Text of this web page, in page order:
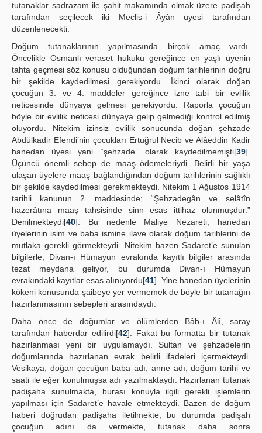
tutanaklar sadrazam ile şahit makamında olmak üzere padişah
tarafından seçilecek iki Meclis-i Âyân üyesi tarafından
düzenlenecekti.
Doğum tutanaklarının yapılmasında birçok amaç vardı.
Öncelikle Osmanlı veraset hukuku gereğince en yaşlı üyenin
tahta geçmesi söz konusu olduğundan doğum tarihlerinin doğru
bir şekilde kaydedilmesi gerekiyordu. İkinci olarak doğan
çocuğun 3. ve 4. maddeler gereğince izne tabi bir evlilik
neticesinde dünyaya gelmesi gerekiyordu. Raporla çocuğun
böyle bir evlilik neticesi dünyaya gelip gelmediği kontrol edilmiş
oluyordu. Nitekim izinsiz evlilik sonucunda doğan şehzade
Abdülkadir Efendi’nin çocukları Ertuğrul Necib ve Alâeddin Kadir
hanedan üyesi yani “şehzade” olarak kaydedilmemişti[39].
Üçüncü önemli sebep de maaş ödemeleriydi. Belirli bir yaşa
ulaşan üyelere maaş bağlandığından doğum tarihlerinin sağlıklı
bir şekilde kaydedilmesi gerekmekteydi. Nitekim 1 Ağustos 1914
tarihli kanunun 2. maddesinde; “Şehzadegân ve selâtîn
hazerâtına maaş tahsisinde sinn esas ittihaz olunmuşdur.”
Denilmekteydi[40]. Bu nedenle Maliye Nezareti, hanedan
üyelerinin isim ve baba ismine ilave olarak doğum tarihlerini de
mutlaka gerekli görmekteydi. Nitekim bazen Sadaret’e sunulan
bilgilerle, Divan-ı Hümayun evrakında kayıtlı bilgiler arasında
tezat meydana geliyor, bu durumda Divan-ı Hümayun
evrakındaki kayıtlar esas alınıyordu[41]. Yine hanedan üyelerinin
kökeni konusunda şaibeye yer vermemek de böyle bir tutanağın
hazırlanmasının sebepleri arasındaydı.
Daha önce de doğumlar ve ölümlerden Bâb-ı Âlî, saray
tarafından haberdar edilirdi[42]. Fakat bu formatta bir tutanak
hazırlanması yeni bir uygulamaydı. Sultan ve şehzadelerin
doğumlarında hazırlanan evrak belirli ifadeleri içermekteydi.
Vesikaya, doğan çocuğun baba adı, anne adı, doğum tarihi ve
saati ile eğer konulmuşsa adı yazılmaktaydı. Hazırlanan tutanak
padişaha sunulmakta, burası konuyla ilgili gerekli işlemlerin
yapılması için Sadaret’e havale etmekteydi. Bazen de doğum
haberi doğrudan padişaha iletilmekte, bu durumda padişah
çocuğun adını da vermekte, tutanak daha sonra